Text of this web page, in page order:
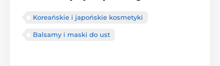
Koreańskie i japońskie kosmetyki
Balsamy i maski do ust